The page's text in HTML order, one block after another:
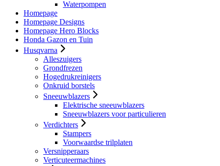
Waterpompen
Homepage
Homepage Designs
Homepage Hero Blocks
Honda Gazon en Tuin
Husqvarna
Alleszuigers
Grondfrezen
Hogedrukreinigers
Onkruid borstels
Sneeuwblazers
Elektrische sneeuwblazers
Sneeuwblazers voor particulieren
Verdichters
Stampers
Voorwaardse trilplaten
Versnipperaars
Verticuteermachines